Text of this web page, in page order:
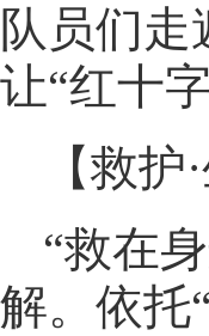
队员们
让“红十
【救护
“救在
解。依托